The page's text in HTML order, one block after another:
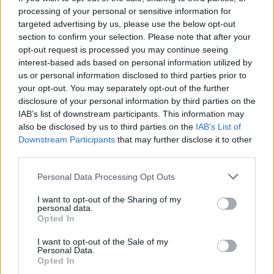
processing of your personal or sensitive information for
targeted advertising by us, please use the below opt-out
section to confirm your selection. Please note that after your
opt-out request is processed you may continue seeing
interest-based ads based on personal information utilized by
us or personal information disclosed to third parties prior to
your opt-out. You may separately opt-out of the further
disclosure of your personal information by third parties on the
IAB’s list of downstream participants. This information may
also be disclosed by us to third parties on the IAB’s List of
Downstream Participants that may further disclose it to other
Personal Data Processing Opt Outs
I want to opt-out of the Sharing of my
personal data.
Opted In
I want to opt-out of the Sale of my
Personal Data.
Opted In
sicurezza degli italiani.
LA SCELTA CHE ABBIAMO DI FRONTE
Non viviamo tra coltellate alla gola, stupri di
gruppo, auto sulla folla e tentati sgozzamenti
perché una calamità è piovuta dal cielo. Lo
viviamo perché una parte della classe politica
occidentale – soprattutto la sinistra – ha
scelto, per ideologia e per calcolo elettorale,
di aprire le porte senza filtri, di incoraggiare
società parallele e di criminalizzare chi
poneva domande.